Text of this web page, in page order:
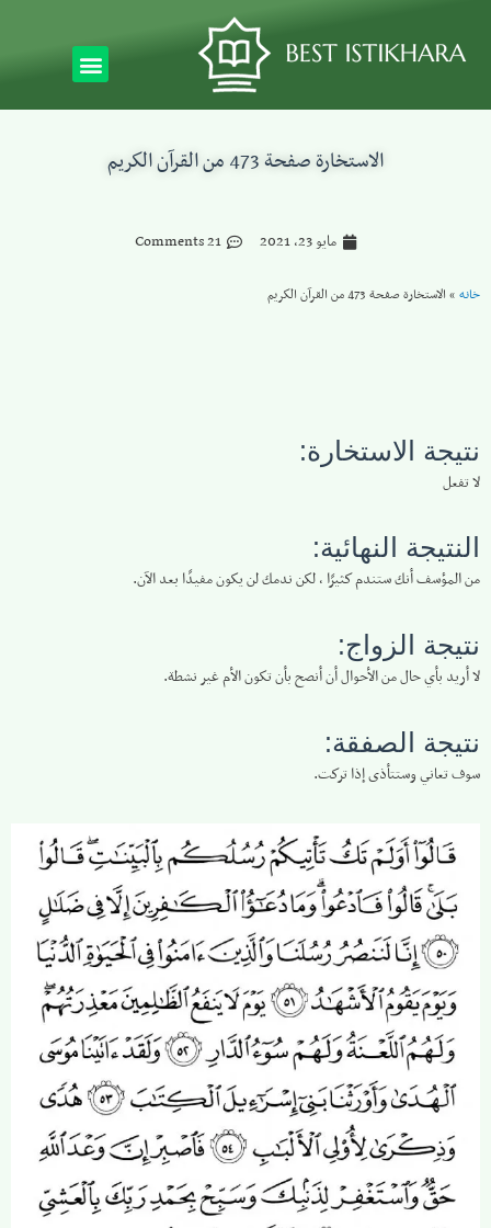
الاستخارة صفحة 473 من القرآن الكريم
مايو 23, 2021 21 Comments
خانه » الاستخارة صفحة 473 من القرآن الكريم
نتيجة الاستخارة:
لا تفعل
النتيجة النهائية:
من المؤسف أنك ستندم كثيرًا ، لكن ندمك لن يكون مفيدًا بعد الآن.
نتيجة الزواج:
لا أريد بأي حال من الأحوال أن أنصح بأن تكون الأم غير نشطة.
نتيجة الصفقة:
سوف تعاني وستتأذى إذا تركت.